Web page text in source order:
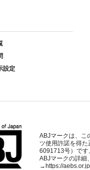
設定
ABJマークは、こ
ツ使用許諾を得
6091713号）です
ABJマークの詳細
→https://